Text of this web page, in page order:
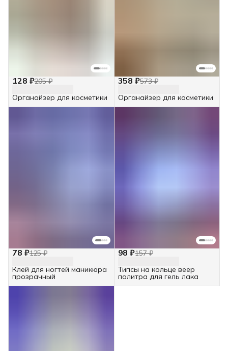
128 ₽205 ₽
Органайзер для косметики
358 ₽573 ₽
Органайзер для косметики
78 ₽125 ₽
Клей для ногтей маникюра
прозрачный
98 ₽157 ₽
Типсы на кольце веер
палитра для гель лака